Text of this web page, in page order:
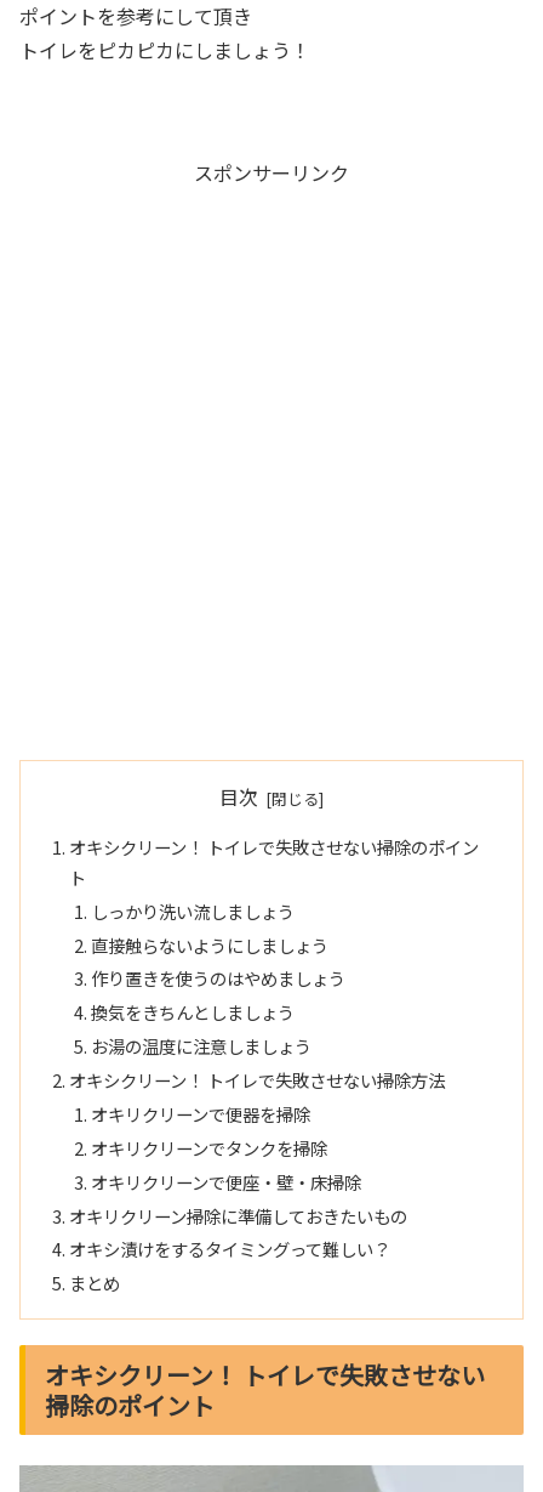
ポイントを参考にして頂き
トイレをピカピカにしましょう！
スポンサーリンク
目次
オキシクリーン！ トイレで失敗させない掃除のポイン
ト
しっかり洗い流しましょう
直接触らないようにしましょう
作り置きを使うのはやめましょう
換気をきちんとしましょう
お湯の温度に注意しましょう
オキシクリーン！ トイレで失敗させない掃除方法
オキリクリーンで便器を掃除
オキリクリーンでタンクを掃除
オキリクリーンで便座・壁・床掃除
オキリクリーン掃除に準備しておきたいもの
オキシ漬けをするタイミングって難しい？
まとめ
オキシクリーン！ トイレで失敗させない
掃除のポイント